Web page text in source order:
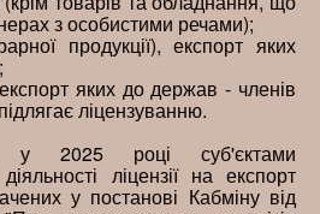
з особистими речами);
продукції), експорт яких
яких до держав - членів
ліцензуванню.
у 2025 році суб'єктами
ліцензії на експорт
у постанові Кабміну від